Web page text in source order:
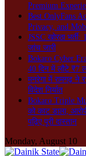
Premium
Best OnlyFans
Privacy, and
JSSC खोरठा भर्ती:
जांच जारी
Bokaro Cyber
40 दिन में लौटे ₹7
मनरेगा में रामगढ़
विदेश निर्यात
Bokaro Triple
को काट डाला,
पढ़िए पूरी दास्तान
Monday, August 10